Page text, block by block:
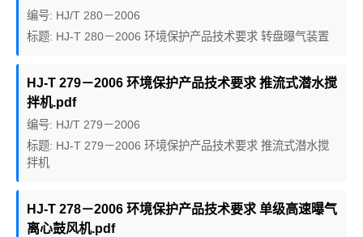
编号: HJ/T 280－2006
标题: HJ-T 280－2006 环境保护产品技术要求 转盘曝气装置
HJ-T 279－2006 环境保护产品技术要求 推流式潜水搅
拌机.pdf
编号: HJ/T 279－2006
标题: HJ-T 279－2006 环境保护产品技术要求 推流式潜水搅
拌机
HJ-T 278－2006 环境保护产品技术要求 单级高速曝气
离心鼓风机.pdf